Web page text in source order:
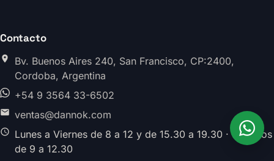
Contacto
Bv. Buenos Aires 240, San Francisco, CP:2400,
Cordoba, Argentina
+54 9 3564 33-6502
ventas@dannok.com
Lunes a Viernes de 8 a 12 y de 15.30 a 19.30 · Sabados
de 9 a 12.30